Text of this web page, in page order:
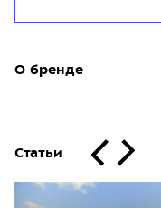
О бренде
Статьи